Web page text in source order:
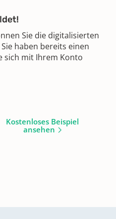
Sie die digitalisierten
haben bereits einen
sich mit Ihrem Konto
Kostenloses Beispiel
ansehen